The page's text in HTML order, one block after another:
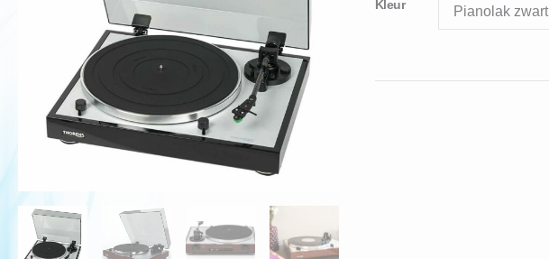
Kleur Pianolak zwart